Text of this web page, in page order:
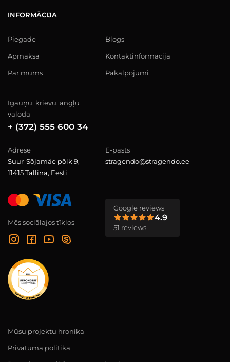
INFORMĀCIJA
Piegāde
Apmaksa
Par mums
Blogs
Kontaktinformācija
Pakalpojumi
Igauņu, krievu, angļu
valoda
+ (372) 555 600 34
Adrese
Suur-Sõjamäe põik 9,
11415 Tallina, Eesti
E-pasts
stragendo@stragendo.ee
Mēs sociālajos tīklos
Google reviews
4.9
51 reviews
Mūsu projektu hronika
Privātuma politika